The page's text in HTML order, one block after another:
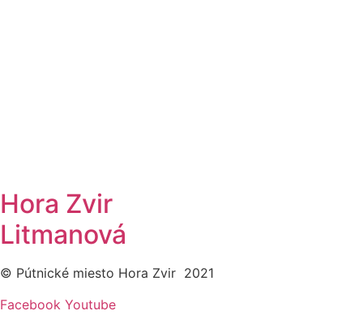
Hora Zvir
Litmanová
© Pútnické miesto Hora Zvir 2021
Facebook Youtube